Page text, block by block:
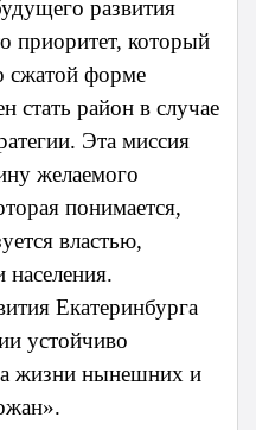
развития
приоритет, который
сжатой форме
стать район в случае
Эта миссия
желаемого
понимается,
властью,
Екатеринбурга
устойчиво
жизни нынешних и